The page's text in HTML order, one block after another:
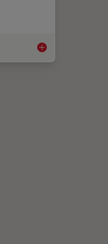
FreezingNew Imaging Tools